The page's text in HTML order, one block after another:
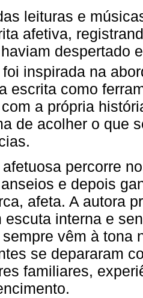
leituras e
afetiva,
despertado
foi inspirada na
escrita como
a própria
de acolher o que
percorre
e depois
afeta. A autora
escuta interna e
vêm à tona
se depararam
familiares,